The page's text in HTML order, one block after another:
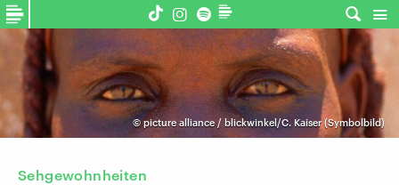
©picture alliance / blickwinkel/C. Kaiser (Symbolbild)
Sehgewohnheiten